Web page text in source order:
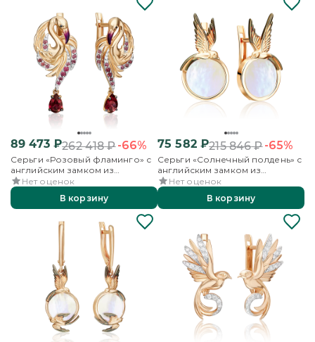
89 473₽262 418₽-66%
Серьги «Розовый фламинго» с
английским замком из
красного золота с гранатами и
эмалью
Нет оценок
В корзину
75 582₽215 846₽-65%
Серьги «Солнечный полдень» с
английским замком из
красного золота с
перламутром
Нет оценок
В корзину